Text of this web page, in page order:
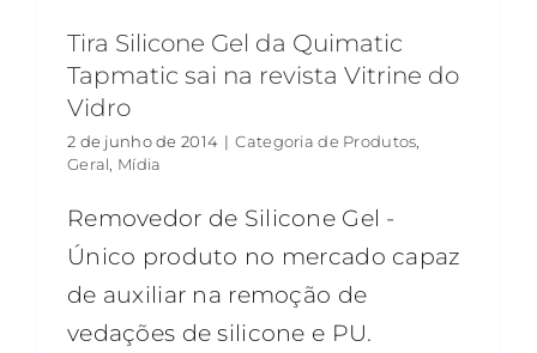
Tira Silicone Gel da Quimatic
Tapmatic sai na revista Vitrine do
Vidro
2 de junho de 2014 | Categoria de Produtos
Geral Mídia
Removedor de Silicone Gel -
Único produto no mercado capaz
de auxiliar na remoção de
vedações de silicone e PU.